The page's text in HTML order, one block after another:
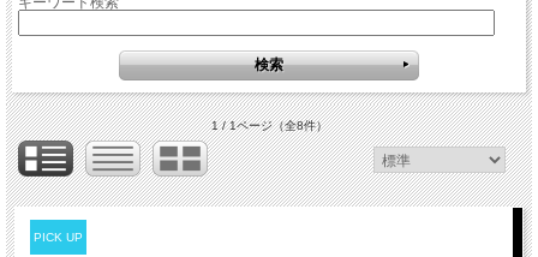
1 / 1ページ（全8件）
PICK UP